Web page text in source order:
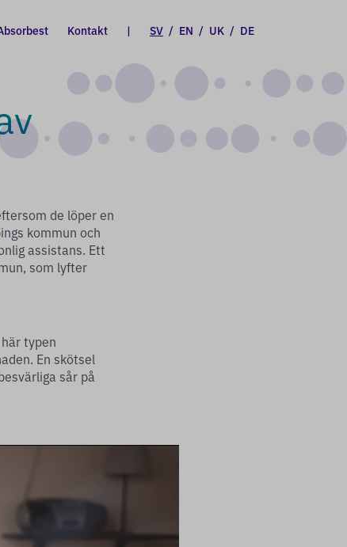
Kontakt | SV / EN / UK / DE
de löper en
kommun och
assistans. Ett
som lyfter
typen
En skötsel
sår på